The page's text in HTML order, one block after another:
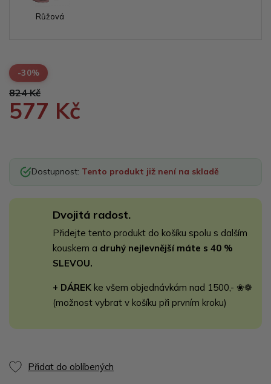
Růžová
-30%
824 Kč
577 Kč
Dostupnost: Tento produkt již není na skladě
Dvojitá radost.
Přidejte tento produkt do košíku spolu s dalším
kouskem a druhý nejlevnější máte s 40 %
SLEVOU.
+ DÁREK ke všem objednávkám nad 1500,- ❀❁
(možnost vybrat v košíku při prvním kroku)
Přidat do oblíbených